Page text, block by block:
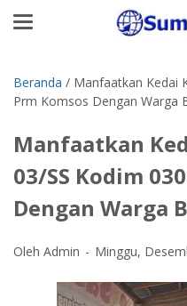
Beranda / Manfaatkan Kedai
Prm Komsos Dengan Warga
Manfaatkan
03/SS Kodim
Dengan Warga
Oleh Admin Minggu,